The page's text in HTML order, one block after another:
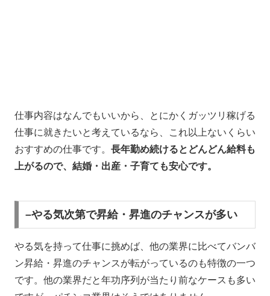
仕事内容はなんでもいいから、とにかくガッツリ稼げる
仕事に就きたいと考えているなら、これ以上ないくらい
おすすめの仕事です。 長年勤め続けるとどんどん給料も
上がるので、結婚・出産・子育ても安心です。
–やる気次第で昇給・昇進のチャンスが多い
やる気を持って仕事に挑めば、他の業界に比べてバンバ
ン昇給・昇進のチャンスが転がっているのも特徴の一つ
です。他の業界だと年功序列が当たり前なケースも多い